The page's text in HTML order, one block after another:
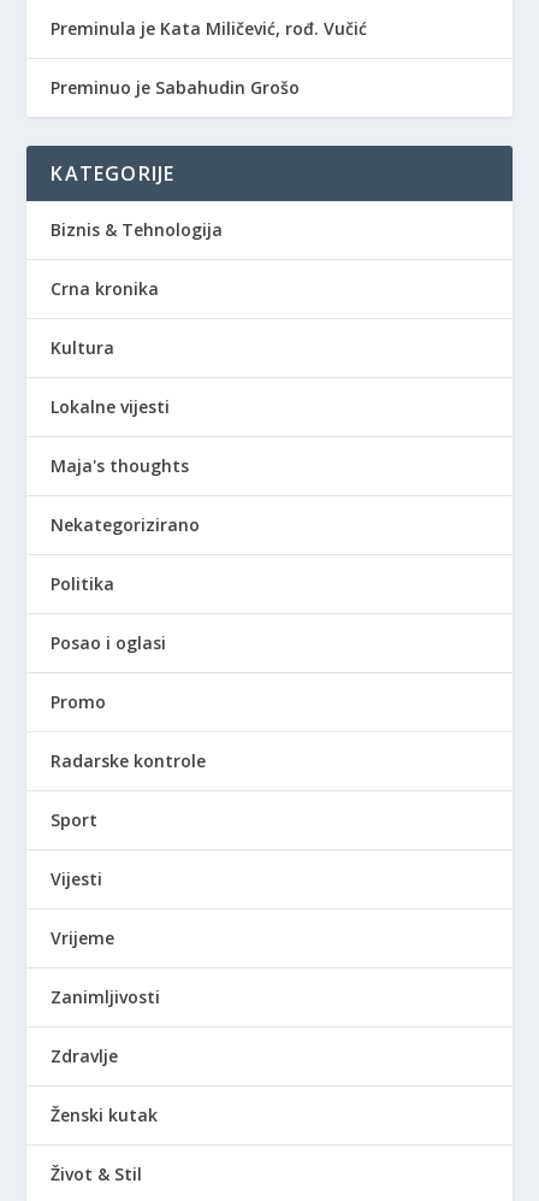
Preminula je Kata Miličević, rođ. Vučić
Preminuo je Sabahudin Grošo
KATEGORIJE
Biznis & Tehnologija
Crna kronika
Kultura
Lokalne vijesti
Maja's thoughts
Nekategorizirano
Politika
Posao i oglasi
Promo
Radarske kontrole
Sport
Vijesti
Vrijeme
Zanimljivosti
Zdravlje
Ženski kutak
Život & Stil